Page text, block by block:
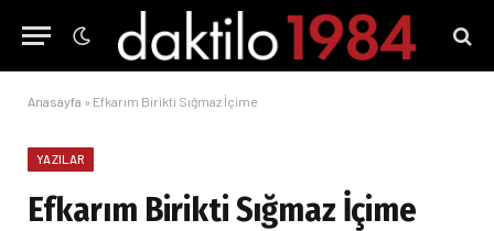
Anasayfa » Efkarım Birikti Sığmaz İçime
YAZILAR
Efkarım Birikti Sığmaz İçime